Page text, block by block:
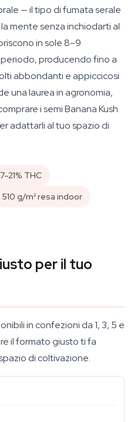
— il tipo di fumata serale
mente senza inchiodarti al
in sole 8–9
producendo fino a
abbondanti e appiccicosi
una laurea in agronomia,
i semi Banana Kush
adattarli al tuo spazio di
THC
510 g/m² resa indoor
per il tuo
in confezioni da 1, 3, 5 e
il formato giusto ti fa
di coltivazione.